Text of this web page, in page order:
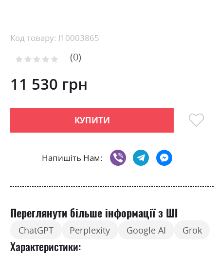
beginning
the
gallery
Код товару: l10003865
Рейтинг: 0
11 530 грн
КУПИТИ
Напишіть Нам:
Переглянути більше інформації з ШІ
ChatGPT Perplexity Google AI Grok
Характеристики